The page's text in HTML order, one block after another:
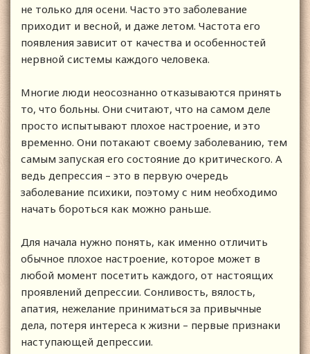
не только для осени. Часто это заболевание
приходит и весной, и даже летом. Частота его
появления зависит от качества и особенностей
нервной системы каждого человека.
Многие люди неосознанно отказываются принять
то, что больны. Они считают, что на самом деле
просто испытывают плохое настроение, и это
временно. Они потакают своему заболеванию, тем
самым запуская его состояние до критического. А
ведь депрессия – это в первую очередь
заболевание психики, поэтому с ним необходимо
начать бороться как можно раньше.
Для начала нужно понять, как именно отличить
обычное плохое настроение, которое может в
любой момент посетить каждого, от настоящих
проявлений депрессии. Сонливость, вялость,
апатия, нежелание приниматься за привычные
дела, потеря интереса к жизни – первые признаки
наступающей депрессии.